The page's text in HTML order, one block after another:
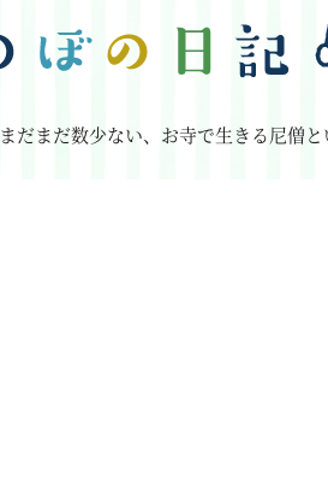
まだまだ数少ない、お寺で生きる尼僧